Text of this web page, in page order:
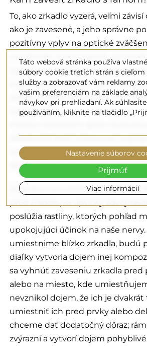
To, ako zrkadlo vyzerá, veľmi
ako je zavesené, a jeho správne
pozitívny vplyv na optické
miestnosti. Samozrejme, sú
súčasťou kúpeľní a šatníkov, ale
iných miestnostiach, ako je
alebo chodba. Ak uvažujeme o
vodorovnej polohe, mali by sme
dosiahnuť efekt zväčšenia, mali
ich umiestneniu pred okno, ale
dobre poslúži, ak chceme
Stojí za to si uvedomiť, že všetko,
poslúžia rastliny, ktorých pohľad
upokojujúci účinok na naše nervy.
umiestnime blízko zrkadla, budú
diaľky vytvoria dojem inej
sa vyhnúť zaveseniu zrkadla pred
alebo na miesto, kde
nevznikol dojem, že ich je dvakrát
umiestniť ich pred prvky alebo
chceme dať dodatočný dôraz;
zvýrazní a vytvorí dojem
Táto webová stránka používa
súbory cookie tretích strán s cieľom
služby a zobrazovať vám reklamy
vašim preferenciám na základe
návykov pri prehliadaní. Ak
používaním, kliknite na tlačidlo
Viac informácií
Nastavenie súborov
Prijmúť